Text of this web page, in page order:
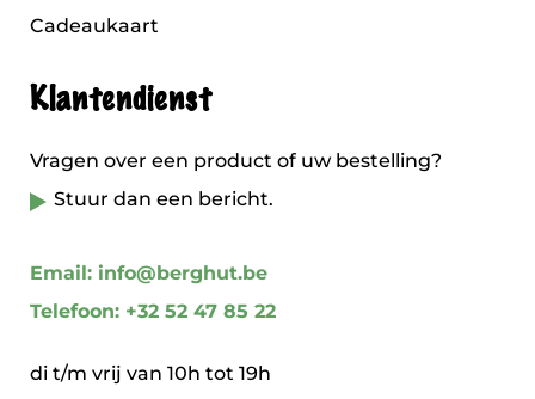
Cadeaukaart
Klantendienst
Vragen over een product of uw bestelling?
Stuur dan een bericht.
Email: info@berghut.be
Telefoon: +32 52 47 85 22
di t/m vrij van 10h tot 19h